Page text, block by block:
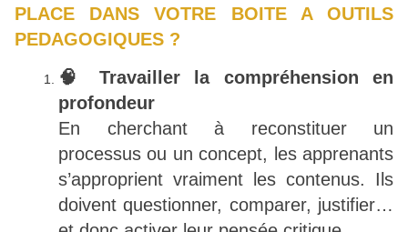
PLACE DANS VOTRE BOITE A OUTILS
PEDAGOGIQUES ?
🧠 Travailler la compréhension en
profondeur
En cherchant à reconstituer un
processus ou un concept, les apprenants
s’approprient vraiment les contenus. Ils
doivent questionner, comparer, justifier…